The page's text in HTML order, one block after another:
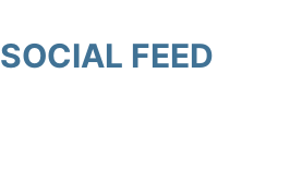
SOCIAL FEED